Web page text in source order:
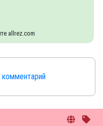
allrez.com
комментарий